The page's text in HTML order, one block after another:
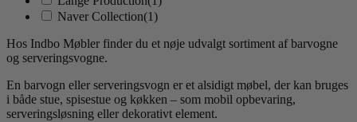
Naver Collection(1)
Hos Indbo Møbler finder du et nøje udvalgt sortiment af barvogne
og serveringsvogne.
En barvogn eller serveringsvogn er et alsidigt møbel, der kan bruges
i både stue, spisestue og køkken – som mobil opbevaring,
serveringsløsning eller dekorativt element.